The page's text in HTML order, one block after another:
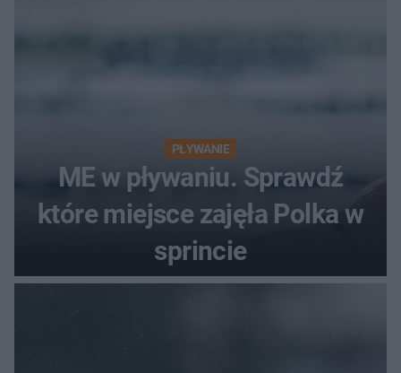
PŁYWANIE
ME w pływaniu. Sprawdź
które miejsce zajęła Polka w
sprincie